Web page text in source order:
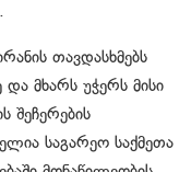
თავდასხმებს
მხარს უჭერს მისი
შეჩერების
საგარეო საქმეთა